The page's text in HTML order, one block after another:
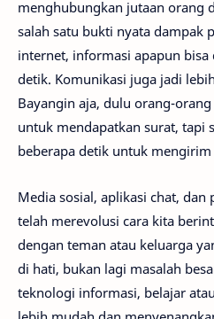
menghubungkan jutaan orang
salah satu bukti nyata dampak
internet, informasi apapun bisa
detik. Komunikasi juga jadi
Bayangin aja, dulu orang-
untuk mendapatkan surat, tapi
beberapa detik untuk
Media sosial, aplikasi chat,
telah merevolusi cara kita
dengan teman atau keluarga
di hati, bukan lagi masalah
teknologi informasi, belajar